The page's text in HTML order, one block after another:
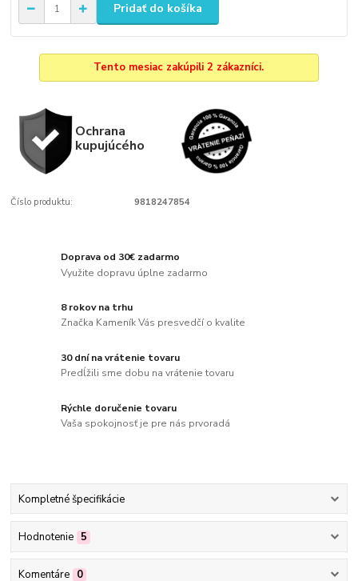
Pridať do košíka
Tento mesiac zakúpili 2 zákazníci.
Ochrana
kupujúcého
Číslo produktu: 9818247854
Doprava od 30€ zadarmo
Využite dopravu úplne zadarmo
8 rokov na trhu
Značka Kameník Vás presvedčí o kvalite
30 dní na vrátenie tovaru
Predĺžili sme dobu na vrátenie tovaru
Rýchle doručenie tovaru
Vaša spokojnosť je pre nás prvoradá
Kompletné špecifikácie
Hodnotenie 5
Komentáre 0